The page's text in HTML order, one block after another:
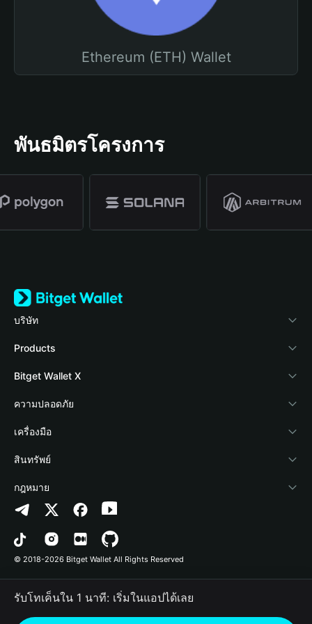
Ethereum (ETH) Wallet
พันธมิตรโครงการ
บริษัท
เกี่ยวกับ Bitget Wallet
Blog
Academy
ข่าวสารด้านคริปโต
ศูนย์ช่วยเหลือ
ติดต่อเรา
ทรัพยากรข้อมูลของแบรนด์
อาชีพ
Products
Crypto Card
Stablecoin Earn
Payfi Crypto
Crypto Swap API
Altcoin Season Index
Prediction Markets
DApp
RWA
Bitget Wallet X
นักพัฒนา
เชื่อมต่อ Wallet
Bitget Wallet Pay
ลิสต์โปรเจกต์
ความปลอดภัย
Protection Fund
เทคโนโลยีความปลอดภัย
เครื่องมือ
ซื้อคริปโต
การตรวจจับการอนุญาต
การตรวจจับสัญญา
การโอนเป็นชุด
สินทรัพย์
Arbitrum
Avalanche
Bitcoin
Polygon
กฎหมาย
นโยบายความเป็นส่วนตัว
ข้อตกลงในการใช้บริการ
© 2018-2026 Bitget Wallet All Rights Reserved
รับโทเค็นใน 1 นาที: เริ่มในแอปได้เลย